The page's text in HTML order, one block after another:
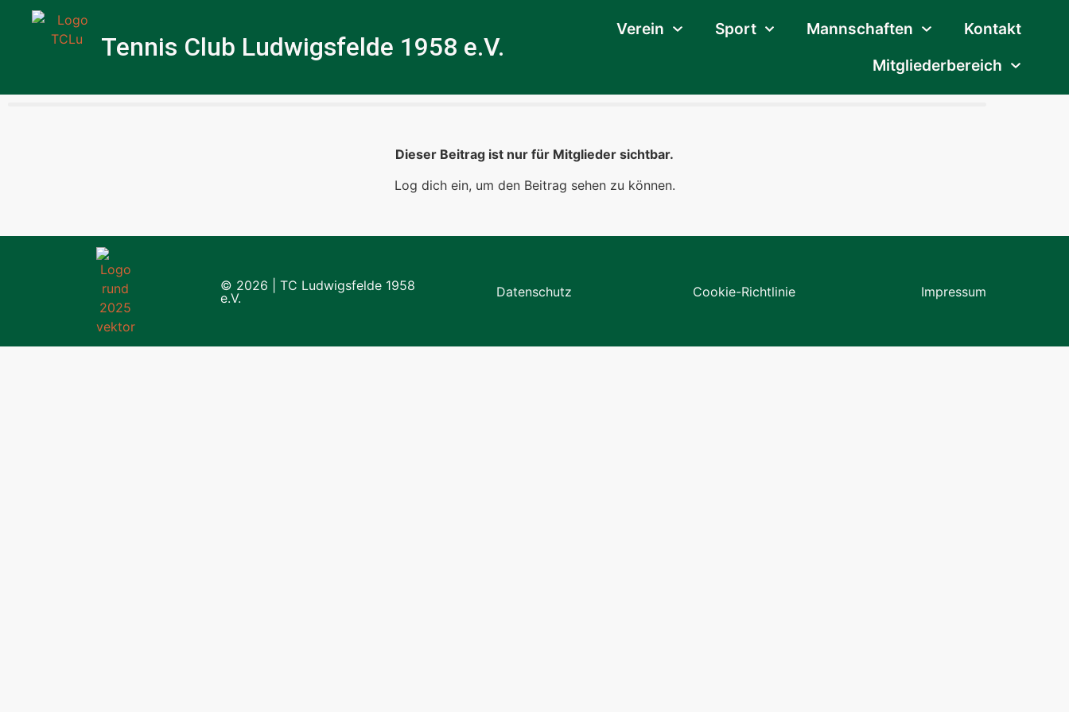
Tennis Club Ludwigsfelde 1958 e.V.
Verein Sport Mannschaften
Kontakt
Mitgliederbereich
Dieser Beitrag ist nur für Mitglieder sichtbar.
Log dich ein, um den Beitrag sehen zu können.
© 2026 | TC Ludwigsfelde 1958
e.V.
Datenschutz Cookie-Richtlinie Impressum